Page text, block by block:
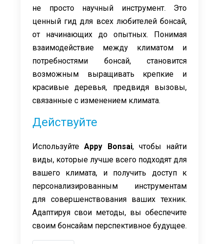
не просто научный инструмент. Это
ценный гид для всех любителей бонсай,
от начинающих до опытных. Понимая
взаимодействие между климатом и
потребностями бонсай, становится
возможным выращивать крепкие и
красивые деревья, предвидя вызовы,
связанные с изменением климата.
Действуйте
ИспользуйтеAppy Bonsai, чтобы найти
виды, которые лучше всего подходят для
вашего климата, и получить доступ к
персонализированным инструментам
для совершенствования ваших техник.
Адаптируя свои методы, вы обеспечите
своим бонсайам перспективное будущее.